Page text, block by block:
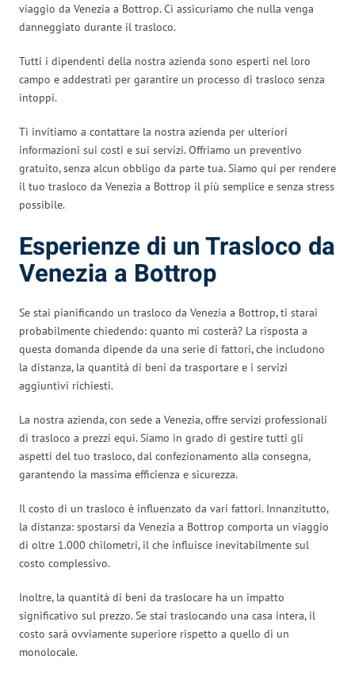
viaggio da Venezia a Bottrop. Ci assicuriamo che nulla venga
danneggiato durante il trasloco.
Tutti i dipendenti della nostra azienda sono esperti nel loro
campo e addestrati per garantire un processo di trasloco senza
intoppi.
Ti invitiamo a contattare la nostra azienda per ulteriori
informazioni sui costi e sui servizi. Offriamo un preventivo
gratuito, senza alcun obbligo da parte tua. Siamo qui per rendere
il tuo trasloco da Venezia a Bottrop il più semplice e senza stress
possibile.
Esperienze di un Trasloco da
Venezia a Bottrop
Se stai pianificando un trasloco da Venezia a Bottrop, ti starai
probabilmente chiedendo: quanto mi costerà? La risposta a
questa domanda dipende da una serie di fattori, che includono
la distanza, la quantità di beni da trasportare e i servizi
aggiuntivi richiesti.
La nostra azienda, con sede a Venezia, offre servizi professionali
di trasloco a prezzi equi. Siamo in grado di gestire tutti gli
aspetti del tuo trasloco, dal confezionamento alla consegna,
garantendo la massima efficienza e sicurezza.
Il costo di un trasloco è influenzato da vari fattori. Innanzitutto,
la distanza: spostarsi da Venezia a Bottrop comporta un viaggio
di oltre 1.000 chilometri, il che influisce inevitabilmente sul
costo complessivo.
Inoltre, la quantità di beni da traslocare ha un impatto
significativo sul prezzo. Se stai traslocando una casa intera, il
costo sarà ovviamente superiore rispetto a quello di un
monolocale.